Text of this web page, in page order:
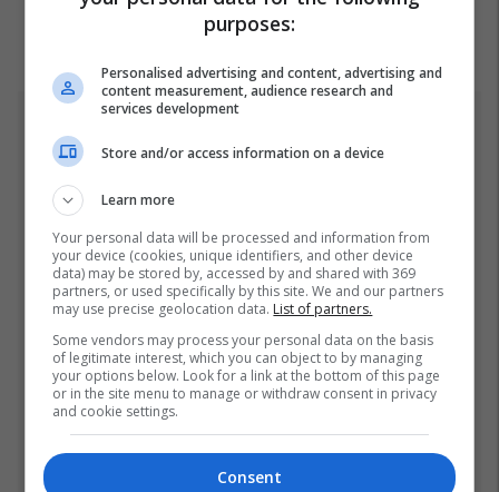
Top 5
paralajmërohen stuhi të
fuqishme me breshër dhe
erëra të forta
21/07/2026
Pse udhëtarët me përvojë
vendosin një rrotull letre
higjienike në valixhe
20/07/2026
Vëllai i vogël i Yamalit është
sërish tema kryesore e
rrjeteve sociale - vodhi
purposes:
Personalised advertising and content, advertising and
content measurement, audience research and
services development
Store and/or access information on a device
Learn more
Your personal data will be processed and information from
your device (cookies, unique identifiers, and other device
data) may be stored by, accessed by and shared with 369
partners, or used specifically by this site. We and our partners
may use precise geolocation data. List of partners.
Some vendors may process your personal data on the basis
of legitimate interest, which you can object to by managing
your options below. Look for a link at the bottom of this page
or in the site menu to manage or withdraw consent in privacy
and cookie settings.
Consent